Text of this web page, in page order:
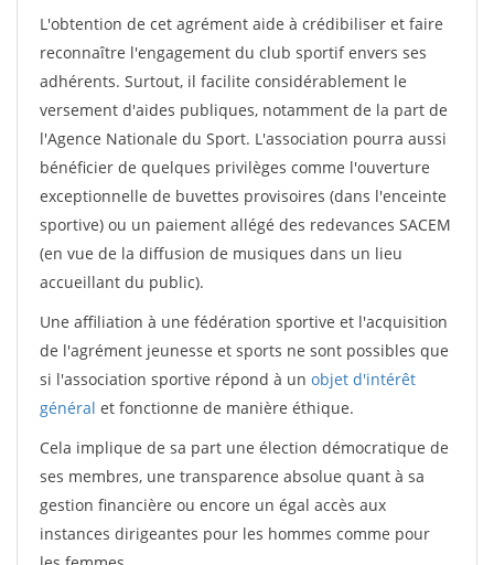
L'obtention de cet agrément aide à crédibiliser et faire
reconnaître l'engagement du club sportif envers ses
adhérents. Surtout, il facilite considérablement le
versement d'aides publiques, notamment de la part de
l'Agence Nationale du Sport. L'association pourra aussi
bénéficier de quelques privilèges comme l'ouverture
exceptionnelle de buvettes provisoires (dans l'enceinte
sportive) ou un paiement allégé des redevances SACEM
(en vue de la diffusion de musiques dans un lieu
accueillant du public).
Une affiliation à une fédération sportive et l'acquisition
de l'agrément jeunesse et sports ne sont possibles que
si l'association sportive répond à un objet d'intérêt
général et fonctionne de manière éthique.
Cela implique de sa part une élection démocratique de
ses membres, une transparence absolue quant à sa
gestion financière ou encore un égal accès aux
instances dirigeantes pour les hommes comme pour